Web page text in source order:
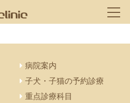
病院案内
子犬・子猫の予約診療
重点診療科目